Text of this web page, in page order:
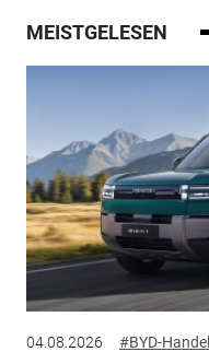
MEISTGELESEN
04.08.2026 #BYD-Handel